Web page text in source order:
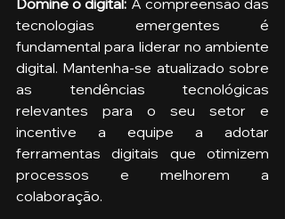
tecnologias emergentes é
fundamental para liderar no ambiente
digital. Mantenha-se atualizado sobre
as tendências tecnológicas
relevantes para o seu setor e
incentive a equipe a adotar
ferramentas digitais que otimizem
processos e melhorem a
colaboração.